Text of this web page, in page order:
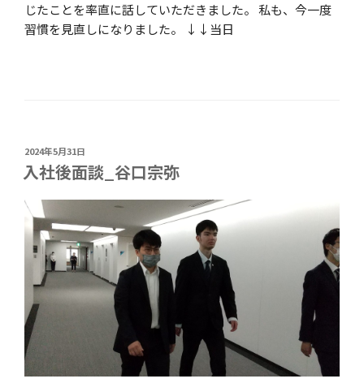
じたことを率直に話していただきました。 私も、今一度
習慣を見直しになりました。 ↓↓当日
投
稿
日:
2024年5月31日
入社後面談_谷口宗弥